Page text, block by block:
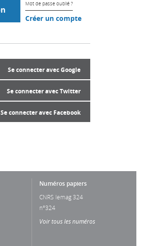
Mot de passe oublié ?
Créer un compte
Se connecter avec Google
Se connecter avec Twitter
Se connecter avec Facebook
Numéros papiers
CNRS lemag 324
n°324
Voir tous les numéros